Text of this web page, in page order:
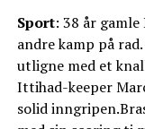
Sport: 38 år gamle
andre kamp på
utligne med et
Ittihad-keeper
solid